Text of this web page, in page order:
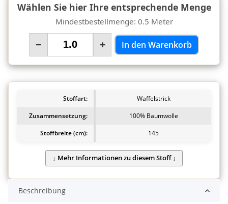
Wählen Sie hier Ihre entsprechende Menge
Mindestbestellmenge: 0.5 Meter
− + In den Warenkorb
Stoffart:
Waffelstrick
Zusammensetzung:
100% Baumwolle
Stoffbreite (cm):
145
Beschreibung